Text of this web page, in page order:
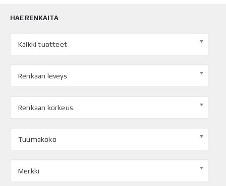
HAE RENKAITA
Kaikki tuotteet
Renkaan leveys
Renkaan korkeus
Tuumakoko
Merkki